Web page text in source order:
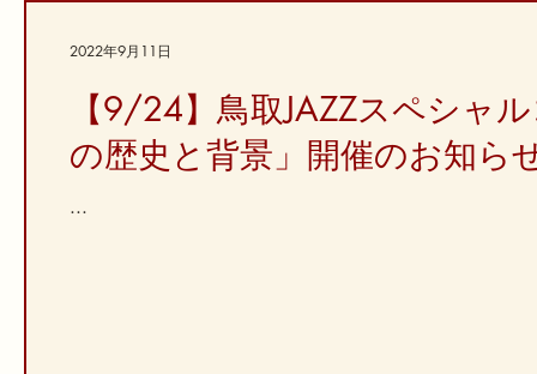
【9/24】鳥取JAZZスペシャ
の歴史と背景」開催のお知ら
...
2022年9月11日